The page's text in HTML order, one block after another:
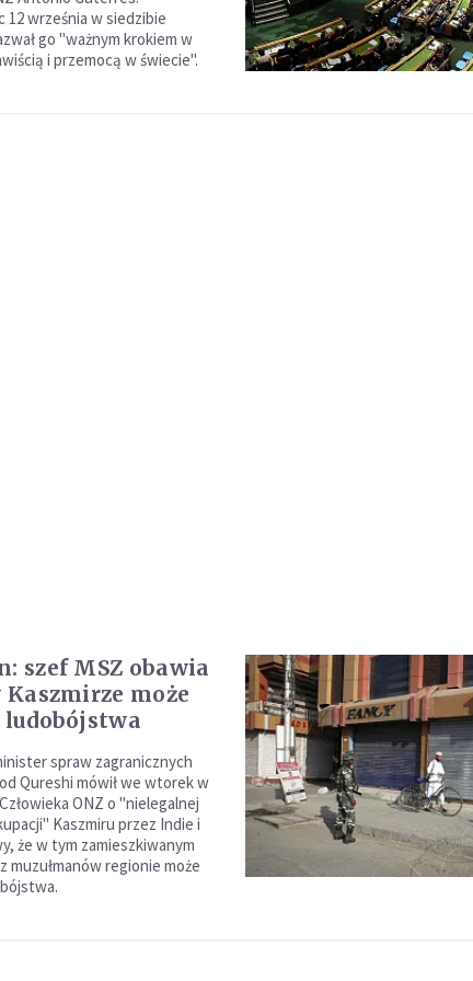
12 września w siedzibie
go "ważnym krokiem w
i przemocą w świecie".
szef MSZ obawia
Kaszmirze może
ludobójstwa
spraw zagranicznych
Qureshi mówił we wtorek w
ONZ o "nielegalnej
Kaszmiru przez Indie i
że w tym zamieszkiwanym
muzułmanów regionie może